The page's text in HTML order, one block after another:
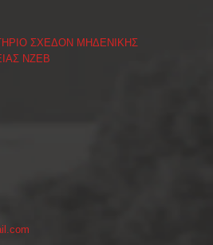
ΣΧΕΔΟΝ ΜΗΔΕΝΙΚΗΣ
ΝΖΕΒ